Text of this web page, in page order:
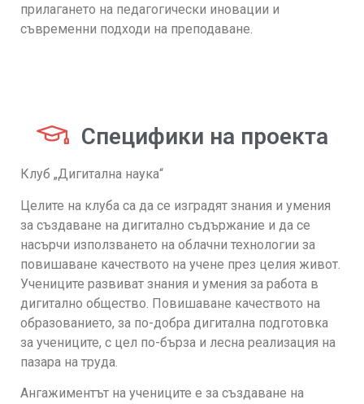
прилагането на педагогически иновации и
съвременни подходи на преподаване.
Специфики на проекта
Клуб „Дигитална наука“
Целите на клуба са да се изградят знания и умения
за създаване на дигитално съдържание и да се
насърчи използването на облачни технологии за
повишаване качеството на учене през целия живот.
Учениците развиват знания и умения за работа в
дигитално общество. Повишаване качеството на
образованието, за по-добра дигитална подготовка
за учениците, с цел по-бърза и лесна реализация на
пазара на труда.
Ангажиментът на учениците е за създаване на